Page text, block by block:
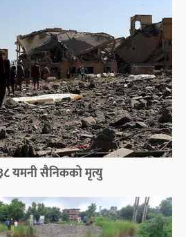
यमनी सैनिकको मृत्यु